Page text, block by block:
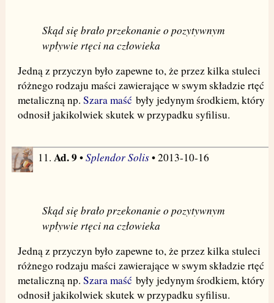
Skąd się brało przekonanie o pozytywnym
wpływie rtęci na człowieka
Jedną z przyczyn było zapewne to, że przez kilka stuleci
różnego rodzaju maści zawierające w swym składzie rtęć
metaliczną np. Szara maść były jedynym środkiem, który
odnosił jakikolwiek skutek w przypadku syfilisu.
11. Ad. 9•Splendor Solis• 2013-10-16
Skąd się brało przekonanie o pozytywnym
wpływie rtęci na człowieka
Jedną z przyczyn było zapewne to, że przez kilka stuleci
różnego rodzaju maści zawierające w swym składzie rtęć
metaliczną np. Szara maść były jedynym środkiem, który
odnosił jakikolwiek skutek w przypadku syfilisu.